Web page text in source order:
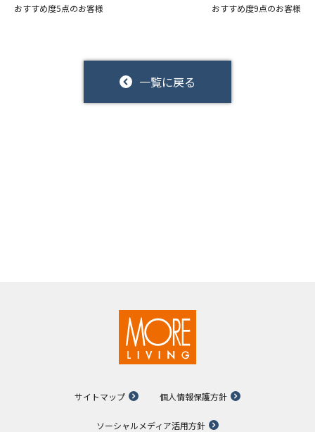
おすすめ度5点のお客様
一覧に戻る
おすすめ度9点のお客様
サイトマップ 個人情報保護方針
ソーシャルメディア活用方針